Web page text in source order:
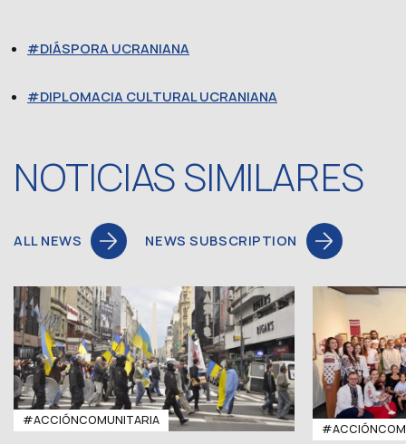
DIÁSPORA UCRANIANA
DIPLOMACIA CULTURAL UCRANIANA
NOTICIAS SIMILARES
ALL NEWS NEWS SUBSCRIPTION
#ACCIÓNCOMUNITARIA